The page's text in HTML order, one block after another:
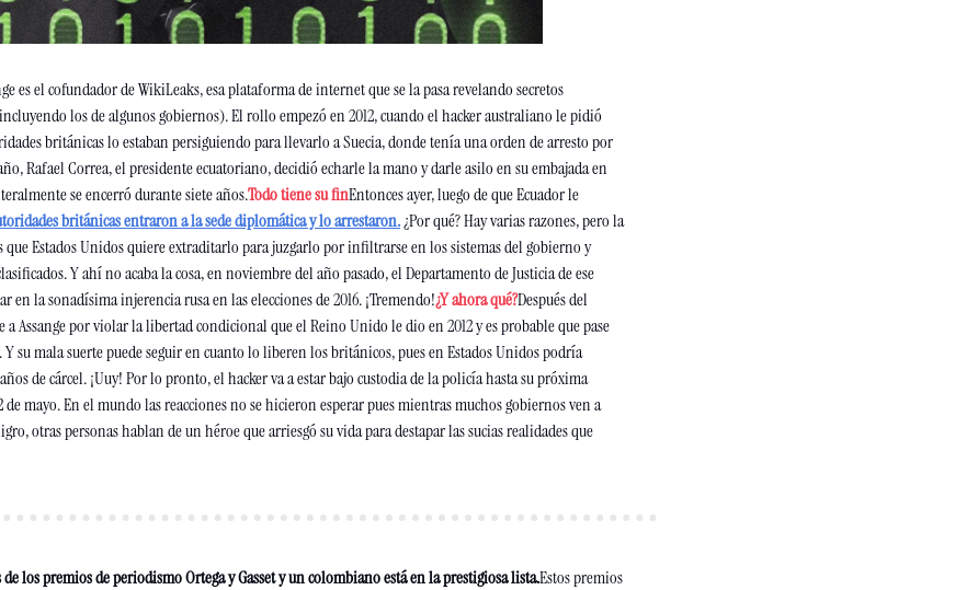
es el cofundador de WikiLeaks, esa plataforma de internet que se la pasa revelando secretos
los de algunos gobiernos). El rollo empezó en 2012, cuando el hacker australiano le pidió
británicas lo estaban persiguiendo para llevarlo a Suecia, donde tenía una orden de arresto por
Rafael Correa, el presidente ecuatoriano, decidió echarle la mano y darle asilo en su embajada en
se encerró durante siete años.Todo tiene su finEntonces ayer, luego de que Ecuador le
británicas entraron a la sede diplomática y lo arrestaron. ¿Por qué? Hay varias razones, pero la
que Estados Unidos quiere extraditarlo para juzgarlo por infiltrarse en los sistemas del gobierno y
Y ahí no acaba la cosa, en noviembre del año pasado, el Departamento de Justicia de ese
en la sonadísima injerencia rusa en las elecciones de 2016. ¡Tremendo!¿Y ahora qué?Después del
a Assange por violar la libertad condicional que el Reino Unido le dio en 2012 y es probable que pase
Y su mala suerte puede seguir en cuanto lo liberen los británicos, pues en Estados Unidos podría
de cárcel. ¡Uuy! Por lo pronto, el hacker va a estar bajo custodia de la policía hasta su próxima
mayo. En el mundo las reacciones no se hicieron esperar pues mientras muchos gobiernos ven a
otras personas hablan de un héroe que arriesgó su vida para destapar las sucias realidades que
los premios de periodismo Ortega y Gasset y un colombiano está en la prestigiosa lista.Estos premios